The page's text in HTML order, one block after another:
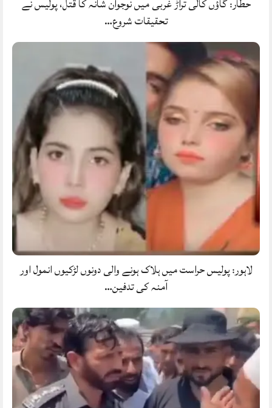
تحقیقات شروع…
لاہور: پولیس حراست میں ہلاک ہونے والی دونوں لڑکیوں انمول اور
آمنہ کی تدفین…